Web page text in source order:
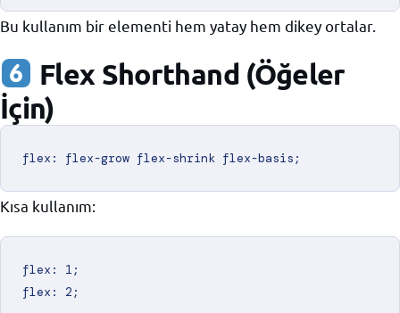
Bu kullanım bir elementi hem yatay hem dikey ortalar.
Flex Shorthand (Öğeler
İçin)
Kısa kullanım:
flex: 1;